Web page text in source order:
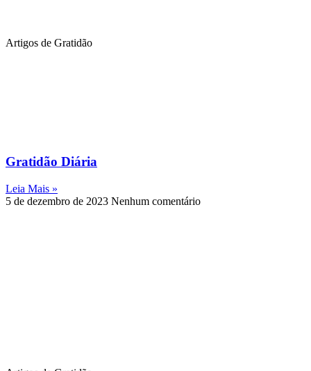
Artigos de Gratidão
Gratidão Diária
Leia Mais »
5 de dezembro de 2023 Nenhum comentário